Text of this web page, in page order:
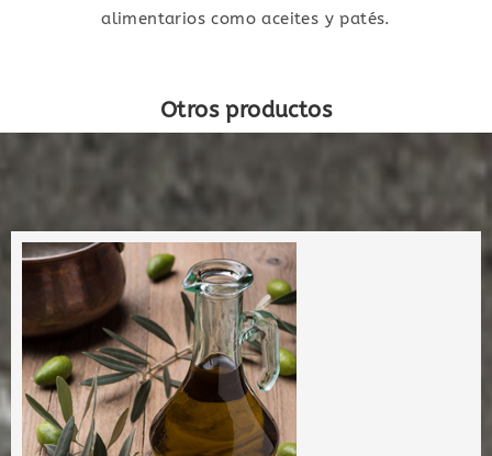
alimentarios como aceites y patés.
Otros productos